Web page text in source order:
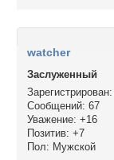
watcher
Заслуженный
Зарегистрирован:
Сообщений: 67
Уважение: +16
Позитив: +7
Пол: Мужской